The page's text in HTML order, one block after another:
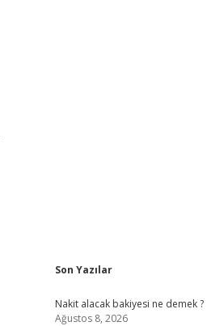
Sidebar
Son Yazılar
Nakit alacak bakiyesi ne demek ?
Ağustos 8, 2026